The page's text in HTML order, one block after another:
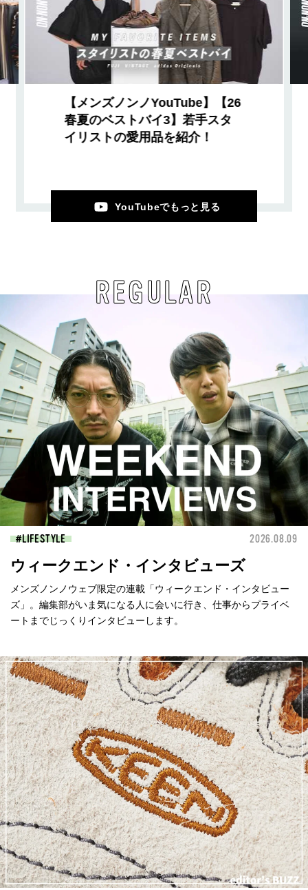
【メンズノンノYouTube】【26
春夏のベストバイ3】若手スタ
イリストの愛用品を紹介！
YouTubeでもっと見る
REGULAR
LIFESTYLE 2026.08.09
ウィークエンド・インタビューズ
メンズノンノウェブ限定の連載「ウィークエンド・インタビュー
ズ」。編集部がいま気になる人に会いに行き、仕事からプライベ
ートまでじっくりインタビューします。